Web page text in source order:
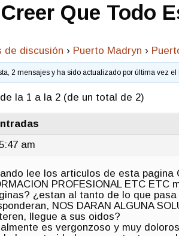
Que Todo
de discusión › Puerto Madryn ›
2 mensajes y ha sido actualizado por última vez el
la 1 a la 2 (de un total de 2)
am
lee los articulos de esta pagina
PROFESIONAL ETC
¿estan al tanto de lo que
NOS DARAN ALGUNA
llegue a sus oidos?
es vergonzoso y muy